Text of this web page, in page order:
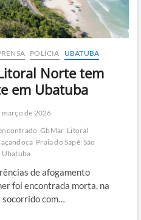
POLÍCIA UBATUBA
Norte tem
em Ubatuba
março de 2026
GbMar Litoral
Praia do Sapê São
Ubatuba
de afogamento
foi encontrada morta, na
socorrido com…